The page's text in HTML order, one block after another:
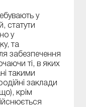
у
статути
у
та
забезпечення
ті, в яких
такими
заклади
крім